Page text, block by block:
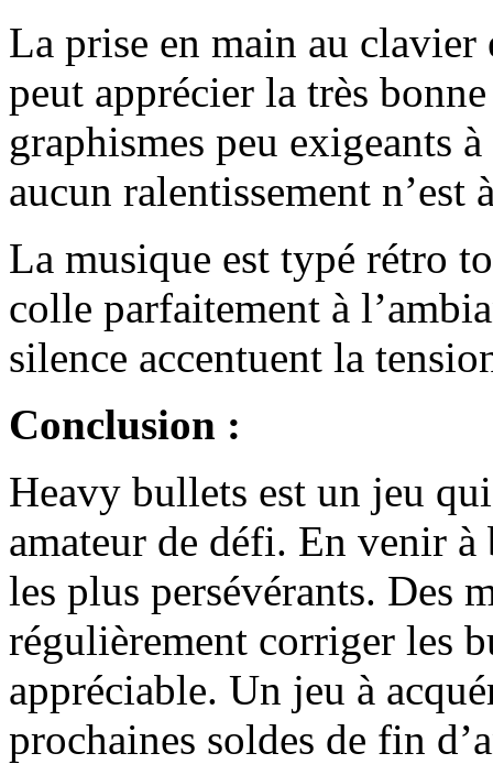
La prise en main au
peut apprécier la très
graphismes peu exigeants
aucun ralentissement n’est
La musique est typé rétro
colle parfaitement à
silence accentuent la
Conclusion :
Heavy bullets est un jeu
amateur de défi. En venir à
les plus persévérants. Des
régulièrement corriger les
appréciable. Un jeu à
prochaines soldes de fin